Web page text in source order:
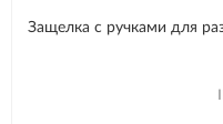
Защелка с ручками для